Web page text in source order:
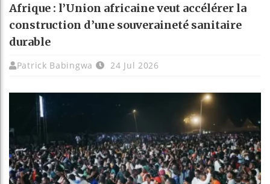
Afrique : l’Union africaine veut accélérer la
construction d’une souveraineté sanitaire
durable
Patrick Babingwa 24 Jul 2026